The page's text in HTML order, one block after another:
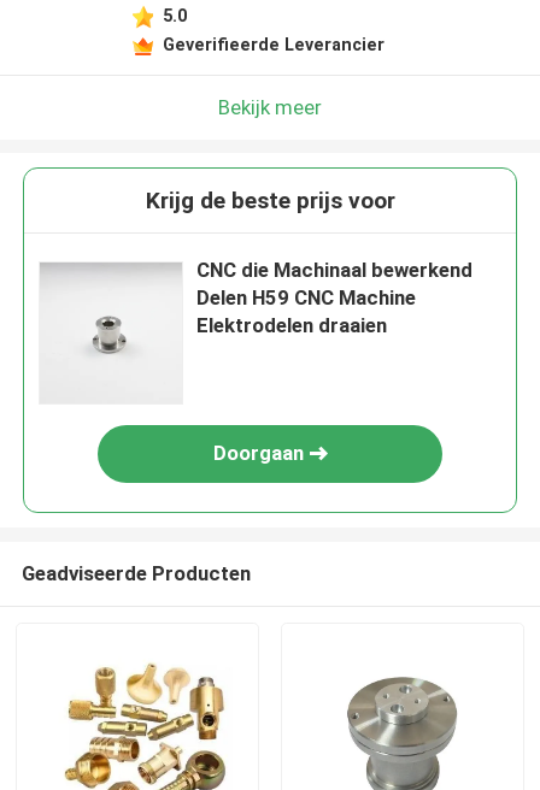
5.0
Geverifieerde Leverancier
Bekijk meer
Krijg de beste prijs voor
CNC die Machinaal bewerkend
Delen H59 CNC Machine
Elektrodelen draaien
Doorgaan
Geadviseerde Producten